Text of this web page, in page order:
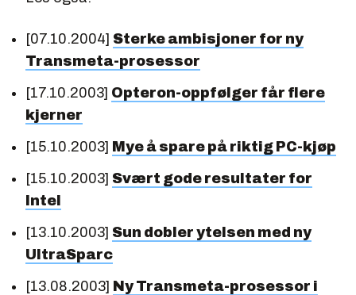
[07.10.2004] Sterke ambisjoner for ny
Transmeta-prosessor
[17.10.2003] Opteron-oppfølger får flere
kjerner
[15.10.2003] Mye å spare på riktig PC-kjøp
[15.10.2003] Svært gode resultater for
Intel
[13.10.2003] Sun dobler ytelsen med ny
UltraSparc
[13.08.2003] Ny Transmeta-prosessor i